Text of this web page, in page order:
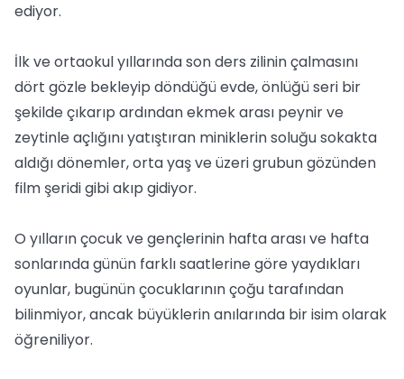
ediyor.
İlk ve ortaokul yıllarında son ders zilinin çalmasını
dört gözle bekleyip döndüğü evde, önlüğü seri bir
şekilde çıkarıp ardından ekmek arası peynir ve
zeytinle açlığını yatıştıran miniklerin soluğu sokakta
aldığı dönemler, orta yaş ve üzeri grubun gözünden
film şeridi gibi akıp gidiyor.
O yılların çocuk ve gençlerinin hafta arası ve hafta
sonlarında günün farklı saatlerine göre yaydıkları
oyunlar, bugünün çocuklarının çoğu tarafından
bilinmiyor, ancak büyüklerin anılarında bir isim olarak
öğreniliyor.